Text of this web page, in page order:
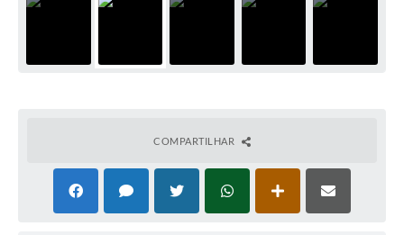
COMPARTILHAR